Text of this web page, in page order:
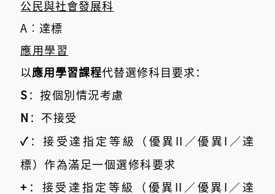
公民與社會發展科
A︰達標
應用學習
以 應用學習課程代替選修科目要求：
S ：按個別情況考慮
N ：不接受
✓ ：接受達指定等級（優異II／優異I／達
標）作為滿足一個選修科要求
+ ：接受達指定等級（優異II／優異I／達